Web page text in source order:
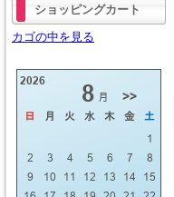
ショッピングカート
カゴの中を見る